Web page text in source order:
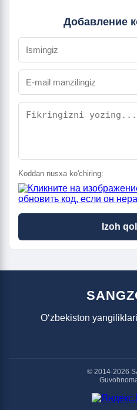
Добавление
Koddan nusxa ko'chiring:
Izoh
O‘zbekiston
© 2014-2026